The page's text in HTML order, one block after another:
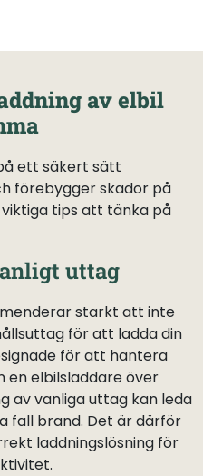
av elbil
ett säkert sätt
förebygger skador på
tips att tänka på
uttag
starkt att inte
för att ladda din
för att hantera
en elbilsladdare över
av vanliga uttag kan leda
fall brand. Det är därför
laddningslösning för